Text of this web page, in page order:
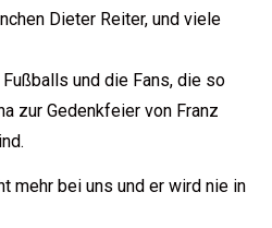
Dieter Reiter, und viele
und die Fans, die so
zur Gedenkfeier von Franz
mehr bei uns und er wird nie in